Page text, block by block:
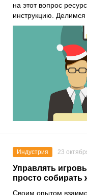
на этот вопрос
инструкцию. Делимся
Индустрия 23
Управлять
просто собирать
Своим опытом